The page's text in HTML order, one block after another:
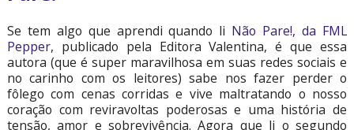
Se tem algo que aprendi quando li Não Pare!, da FML
Pepper, publicado pela Editora Valentina, é que essa
autora (que é super maravilhosa em suas redes sociais e
no carinho com os leitores) sabe nos fazer perder o
fôlego com cenas corridas e vive maltratando o nosso
coração com reviravoltas poderosas e uma história de
tensão, amor e sobrevivência. Agora que li o segundo